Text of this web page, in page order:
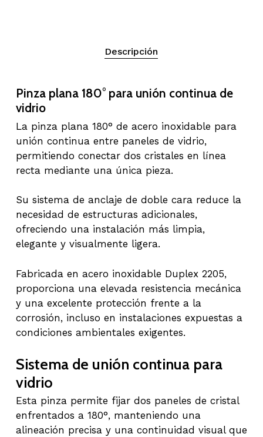
Descripción
Pinza plana 180° para unión continua de
vidrio
La pinza plana 180° de acero inoxidable para
unión continua entre paneles de vidrio,
permitiendo conectar dos cristales en línea
recta mediante una única pieza.
Su sistema de anclaje de doble cara reduce la
necesidad de estructuras adicionales,
ofreciendo una instalación más limpia,
elegante y visualmente ligera.
Fabricada en acero inoxidable Duplex 2205,
proporciona una elevada resistencia mecánica
y una excelente protección frente a la
corrosión, incluso en instalaciones expuestas a
condiciones ambientales exigentes.
Sistema de unión continua para
vidrio
Esta pinza permite fijar dos paneles de cristal
enfrentados a 180°, manteniendo una
alineación precisa y una continuidad visual que